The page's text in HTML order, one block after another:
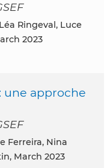
2023
une approche
March 2023